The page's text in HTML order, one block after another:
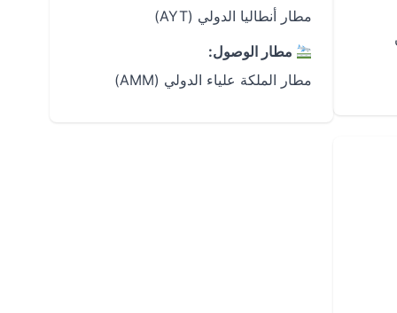
مطار أنطاليا الدولي (AYT)
مطار الوصول:
مطار الملكة علياء الدولي (AMM)